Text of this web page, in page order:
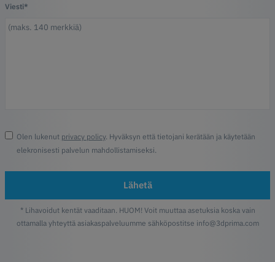
Viesti*
Olen lukenut privacy policy. Hyväksyn että tietojani kerätään ja käytetään
elekronisesti palvelun mahdollistamiseksi.
Lähetä
* Lihavoidut kentät vaaditaan. HUOM! Voit muuttaa asetuksia koska vain
ottamalla yhteyttä asiakaspalveluumme sähköpostitse info@3dprima.com